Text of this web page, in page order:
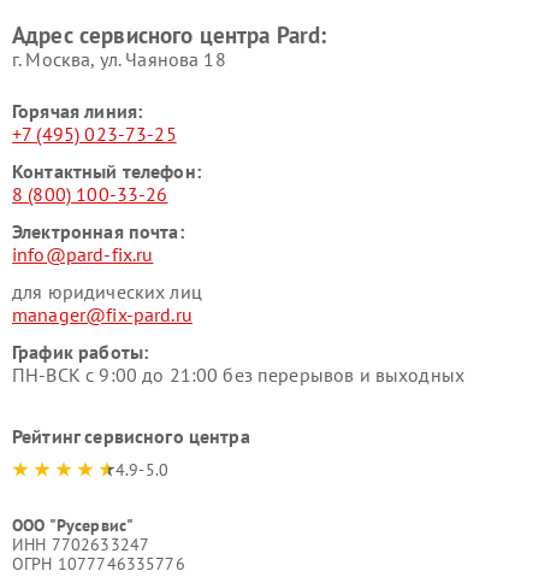
Адрес сервисного центра Pard:
г. Москва, ул. Чаянова 18
Горячая линия:
+7 (495) 023-73-25
Контактный телефон:
8 (800) 100-33-26
Электронная почта:
info@pard-fix.ru
для юридических лиц
manager@fix-pard.ru
График работы:
ПН-ВСК с 9:00 до 21:00 без перерывов и выходных
Рейтинг сервисного центра
4.9-5.0
ООО "Русервис"
ИНН 7702633247
ОГРН 1077746335776